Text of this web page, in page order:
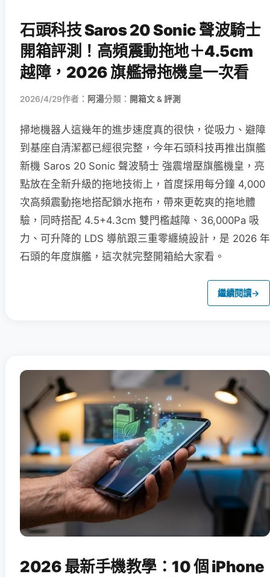
石頭科技 Saros 20 Sonic 聲波騎士
開箱評測！高頻震動拖地＋4.5cm
越障，2026 旗艦掃拖機皇一次看
2026/4/29作者： 阿湯分類： 開箱文 & 評測
掃地機器人這幾年的進步速度真的很快，從吸力、避障
到基座自清潔都已經很完整，今年石頭科技再推出旗艦
新機 Saros 20 Sonic 聲波騎士 強震增壓旗艦機皇，亮
點放在全新升級的拖地技術上，首度採用每分鐘 4,000
次高頻震動拖地搭配鎖水拖布，帶來更乾爽的拖地體
驗，同時搭配 4.5+4.3cm 雙門檻越障、36,000Pa 吸
力、可升降的 LDS 導航跟三重零纏繞設計，是 2026 年
石頭的年度旗艦，這次就完整開箱給大家看。
繼續閱讀→
2026 最新手機教學：10 個 iPhone